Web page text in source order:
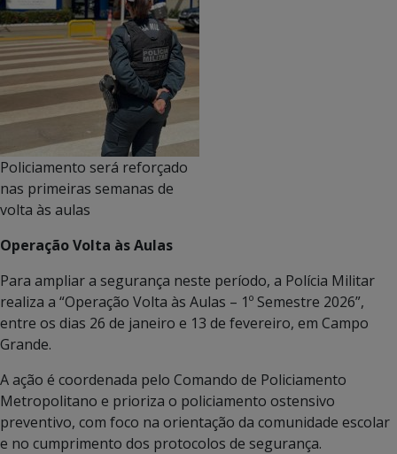
Policiamento será reforçado
nas primeiras semanas de
volta às aulas
Operação Volta às Aulas
Para ampliar a segurança neste período, a Polícia Militar
realiza a “Operação Volta às Aulas – 1º Semestre 2026”,
entre os dias 26 de janeiro e 13 de fevereiro, em Campo
Grande.
A ação é coordenada pelo Comando de Policiamento
Metropolitano e prioriza o policiamento ostensivo
preventivo, com foco na orientação da comunidade escolar
e no cumprimento dos protocolos de segurança.